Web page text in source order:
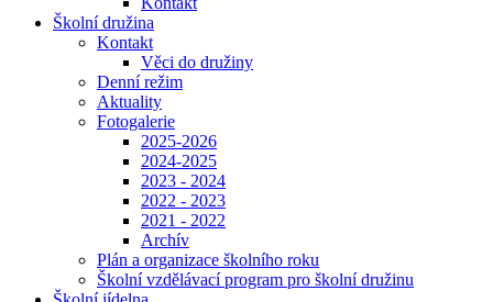
Školní družina
Kontakt
Věci do družiny
Denní režim
Aktuality
Fotogalerie
2025-2026
2024-2025
2023 - 2024
2022 - 2023
2021 - 2022
Archív
Plán a organizace školního roku
Školní vzdělávací program pro školní družinu